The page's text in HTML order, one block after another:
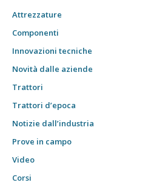
Attrezzature
Componenti
Innovazioni tecniche
Novità dalle aziende
Trattori
Trattori d’epoca
Notizie dall’industria
Prove in campo
Video
Corsi